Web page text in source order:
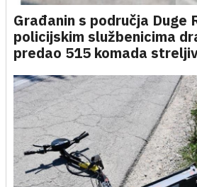
Građanin s područja Duge
policijskim službenicima
predao 515 komada